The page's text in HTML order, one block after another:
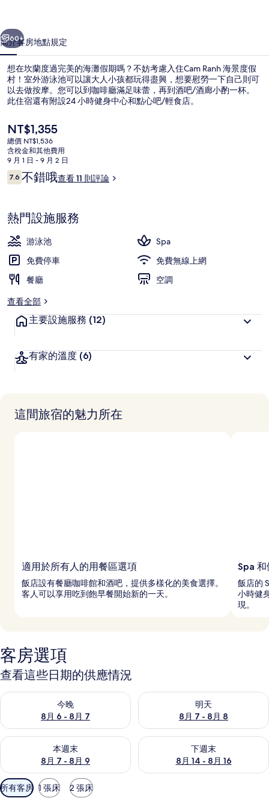
的
相
片
集
個 下一個
60+
簡介客房地點規定
想在坎蘭度過完美的海灘假期嗎？不妨考慮入住Cam Ranh 海景度假
村！室外游泳池可以讓大人小孩都玩得盡興，想要慰勞一下自己則可
以去做按摩。您可以到咖啡廳滿足味蕾，再到酒吧/酒廊小酌一杯。
此住宿還有附設24 小時健身中心和點心吧/輕食店。
目
前
的
價
格
是
NT$1,355
總價 NT$1,536
含稅金和其他費用
9 月 1 日 - 9 月 2 日
評
論
7.67.6 分，滿分 10 分，
不錯哦查看 11 則評論
熱門設施服務
游泳池
Spa
免費停車
免費無線上網
餐廳
空調
查看全部
主要設施服務 (12)
有家的溫度 (6)
這間旅宿的魅力所在
適用於所有人的用餐區選項
飯店設有餐廳咖啡館和酒吧，提供多樣化的美食選擇。
客人可以享用吃到飽早餐開始新的一天。
Spa
飯店的
小時健
現。
客房選項
查看這些日期的供應情況
今晚
8月 6 - 8月 7
查看今晚 (8月 6 - 8月 7) 的供應情況
明天
8月 7 - 8月 8
查看明天 (8月 7 - 8月 8) 的供
本週末
8月 7 - 8月 9
查看本週末 (8月 7 - 8月 9) 的供應情況
下週末
8月 14 - 8月 16
查看下週末 (8月 14 - 8月 16)
可
用
所有客房 1 張床 2 張床